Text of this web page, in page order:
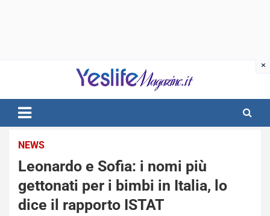
notizie di intrattenimento
NEWS
Leonardo e Sofia: i nomi più
gettonati per i bimbi in Italia, lo
dice il rapporto ISTAT